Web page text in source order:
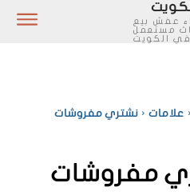
عفش بيع
مستعمل
في الكويت
علامات
نشتري مفروشات
مفروشات